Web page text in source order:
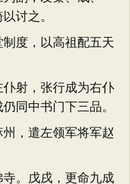
讨之。
度，以高祖配五天
射，张行成为右仆
同中书门下三品。
，遣左领军将军赵
。戊戌，更命九成